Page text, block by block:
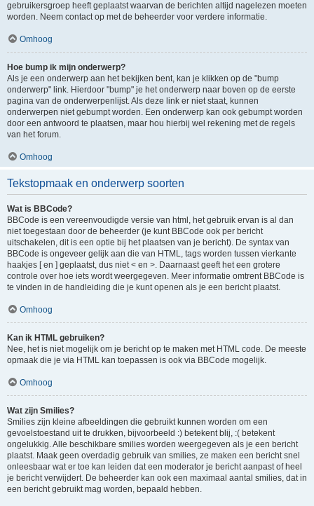
gebruikersgroep heeft geplaatst waarvan de berichten altijd nagelezen moeten
worden. Neem contact op met de beheerder voor verdere informatie.
Omhoog
Hoe bump ik mijn onderwerp?
Als je een onderwerp aan het bekijken bent, kan je klikken op de "bump
onderwerp" link. Hierdoor "bump" je het onderwerp naar boven op de eerste
pagina van de onderwerpenlijst. Als deze link er niet staat, kunnen
onderwerpen niet gebumpt worden. Een onderwerp kan ook gebumpt worden
door een antwoord te plaatsen, maar hou hierbij wel rekening met de regels
van het forum.
Omhoog
Tekstopmaak en onderwerp soorten
Wat is BBCode?
BBCode is een vereenvoudigde versie van html, het gebruik ervan is al dan
niet toegestaan door de beheerder (je kunt BBCode ook per bericht
uitschakelen, dit is een optie bij het plaatsen van je bericht). De syntax van
BBCode is ongeveer gelijk aan die van HTML, tags worden tussen vierkante
haakjes [ en ] geplaatst, dus niet < en >. Daarnaast geeft het een grotere
controle over hoe iets wordt weergegeven. Meer informatie omtrent BBCode is
te vinden in de handleiding die je kunt openen als je een bericht plaatst.
Omhoog
Kan ik HTML gebruiken?
Nee, het is niet mogelijk om je bericht op te maken met HTML code. De meeste
opmaak die je via HTML kan toepassen is ook via BBCode mogelijk.
Omhoog
Wat zijn Smilies?
Smilies zijn kleine afbeeldingen die gebruikt kunnen worden om een
gevoelstoestand uit te drukken, bijvoorbeeld :) betekent blij, :( betekent
ongelukkig. Alle beschikbare smilies worden weergegeven als je een bericht
plaatst. Maak geen overdadig gebruik van smilies, ze maken een bericht snel
onleesbaar wat er toe kan leiden dat een moderator je bericht aanpast of heel
je bericht verwijdert. De beheerder kan ook een maximaal aantal smilies, dat in
een bericht gebruikt mag worden, bepaald hebben.